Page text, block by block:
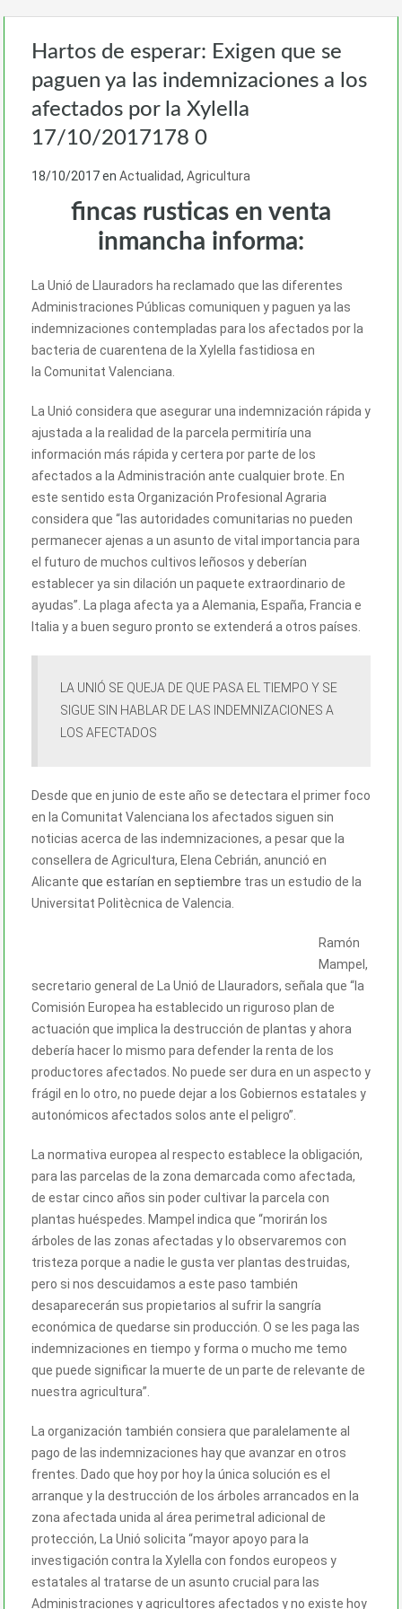
Hartos de esperar: Exigen que se
paguen ya las indemnizaciones a los
afectados por la Xylella
17/10/2017178 0
18/10/2017en Actualidad, Agricultura
fincas rusticas en venta
inmancha informa:
La Unió de Llauradors ha reclamado que las diferentes
Administraciones Públicas comuniquen y paguen ya las
indemnizaciones contempladas para los afectados por la
bacteria de cuarentena de la Xylella fastidiosa en
la Comunitat Valenciana.
La Unió considera que asegurar una indemnización rápida y
ajustada a la realidad de la parcela permitiría una
información más rápida y certera por parte de los
afectados a la Administración ante cualquier brote. En
este sentido esta Organización Profesional Agraria
considera que “las autoridades comunitarias no pueden
permanecer ajenas a un asunto de vital importancia para
el futuro de muchos cultivos leñosos y deberían
establecer ya sin dilación un paquete extraordinario de
ayudas”. La plaga afecta ya a Alemania, España, Francia e
Italia y a buen seguro pronto se extenderá a otros países.
LA UNIÓ SE QUEJA DE QUE PASA EL TIEMPO Y SE
SIGUE SIN HABLAR DE LAS INDEMNIZACIONES A
LOS AFECTADOS
Desde que en junio de este año se detectara el primer foco
en la Comunitat Valenciana los afectados siguen sin
noticias acerca de las indemnizaciones, a pesar que la
consellera de Agricultura, Elena Cebrián, anunció en
Alicante que estarían en septiembre tras un estudio de la
Universitat Politècnica de Valencia.
Ramón
Mampel,
secretario general de La Unió de Llauradors, señala que “la
Comisión Europea ha establecido un riguroso plan de
actuación que implica la destrucción de plantas y ahora
debería hacer lo mismo para defender la renta de los
productores afectados. No puede ser dura en un aspecto y
frágil en lo otro, no puede dejar a los Gobiernos estatales y
autonómicos afectados solos ante el peligro”.
La normativa europea al respecto establece la obligación,
para las parcelas de la zona demarcada como afectada,
de estar cinco años sin poder cultivar la parcela con
plantas huéspedes. Mampel indica que “morirán los
árboles de las zonas afectadas y lo observaremos con
tristeza porque a nadie le gusta ver plantas destruidas,
pero si nos descuidamos a este paso también
desaparecerán sus propietarios al sufrir la sangría
económica de quedarse sin producción. O se les paga las
indemnizaciones en tiempo y forma o mucho me temo
que puede significar la muerte de un parte de relevante de
nuestra agricultura”.
La organización también consiera que paralelamente al
pago de las indemnizaciones hay que avanzar en otros
frentes. Dado que hoy por hoy la única solución es el
arranque y la destrucción de los árboles arrancados en la
zona afectada unida al área perimetral adicional de
protección, La Unió solicita “mayor apoyo para la
investigación contra la Xylella con fondos europeos y
estatales al tratarse de un asunto crucial para las
Administraciones y agricultores afectados y no existe hoy